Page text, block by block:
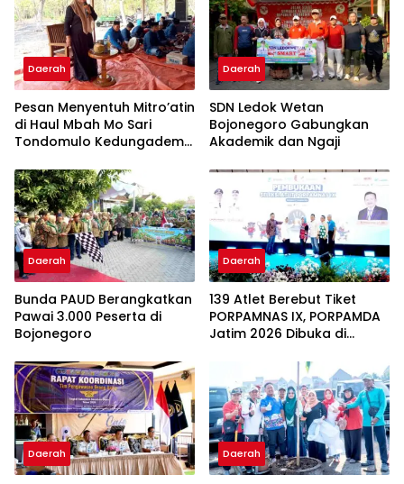
Daerah
Pesan Menyentuh Mitro’atin
di Haul Mbah Mo Sari
Tondomulo Kedungadem
Bekal Akhirat
Daerah
SDN Ledok Wetan
Bojonegoro Gabungkan
Akademik dan Ngaji
Daerah
Bunda PAUD Berangkatkan
Pawai 3.000 Peserta di
Bojonegoro
Daerah
139 Atlet Berebut Tiket
PORPAMNAS IX, PORPAMDA
Jatim 2026 Dibuka di
Daerah Daerah